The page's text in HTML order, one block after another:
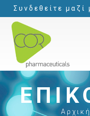
Συνδεθείτε μαζί
Αρχική